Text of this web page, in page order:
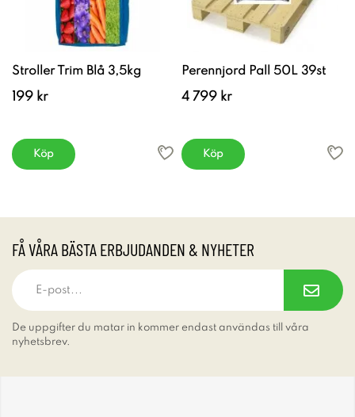
Stroller Trim Blå 3,5kg
199 kr
Köp
Perennjord Pall 50L 39st
4 799 kr
Köp
FÅ VÅRA BÄSTA ERBJUDANDEN & NYHETER
De uppgifter du matar in kommer endast användas till våra
nyhetsbrev.